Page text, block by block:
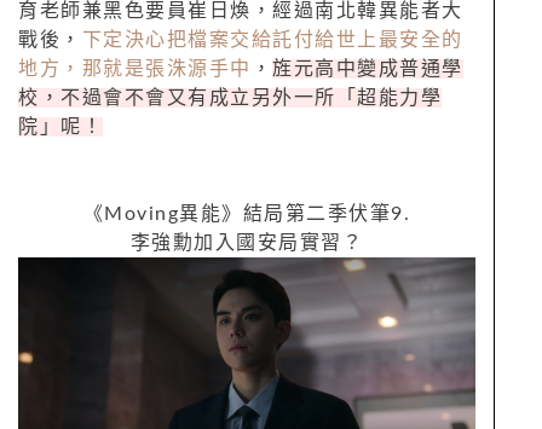
育老師兼黑色要員崔日煥，經過南北韓異能者大
戰後，
下定決心把檔案交給託付給世上最安全的
地方，那就是張洙源手中 ， 旌元高中變成普通學
校，不過會不會又有成立另外一所「超能力學
院」呢！
《 Moving異能》結局第二季伏筆9.
李強勳加入國安局實習？